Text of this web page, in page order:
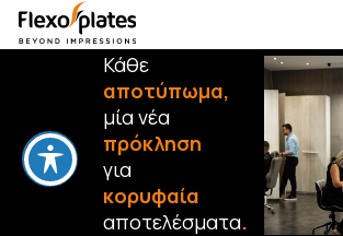
ΑΡΧΙΚΉ
Κάθε
αποτύπωμα,
μία νέα
πρόκληση
για
κορυφαία
αποτελέσματα.